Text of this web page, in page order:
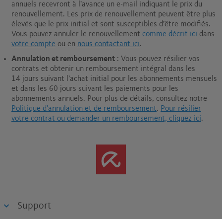
annuels recevront à l’avance un e-mail indiquant le prix du
renouvellement. Les prix de renouvellement peuvent être plus
élevés que le prix initial et sont susceptibles d’être modifiés.
Vous pouvez annuler le renouvellement comme décrit ici dans
votre compte ou en nous contactant ici.
Annulation et remboursement : Vous pouvez résilier vos
contrats et obtenir un remboursement intégral dans les
14 jours suivant l’achat initial pour les abonnements mensuels
et dans les 60 jours suivant les paiements pour les
abonnements annuels. Pour plus de détails, consultez notre
Politique d’annulation et de remboursement. Pour résilier
votre contrat ou demander un remboursement, cliquez ici.
Support